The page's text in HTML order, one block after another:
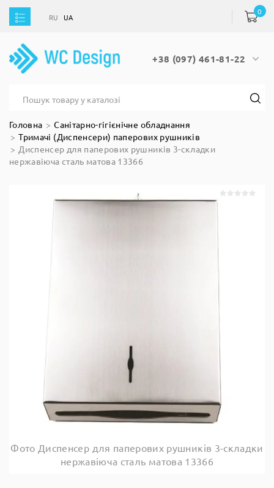
UA
+38 (097) 461-81-22
RU UA
0
Головна
Санітарно-гігієнічне обладнання
Тримачі (Диспенсери) паперових рушників
Диспенсер для паперових рушників 3-складки
нержавіюча сталь матова 13366
Фото Диспенсер для паперових рушників 3-складки
нержавіюча сталь матова 13366